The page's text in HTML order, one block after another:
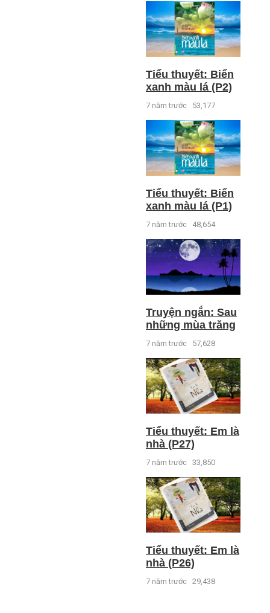
Tiểu thuyết: Biển
xanh màu lá (P2)
7 năm trước 53,177
Tiểu thuyết: Biển
xanh màu lá (P1)
7 năm trước 48,654
Truyện ngắn: Sau
những mùa trăng
7 năm trước 57,628
Tiểu thuyết: Em là
nhà (P27)
7 năm trước 33,850
Tiểu thuyết: Em là
nhà (P26)
7 năm trước 29,438